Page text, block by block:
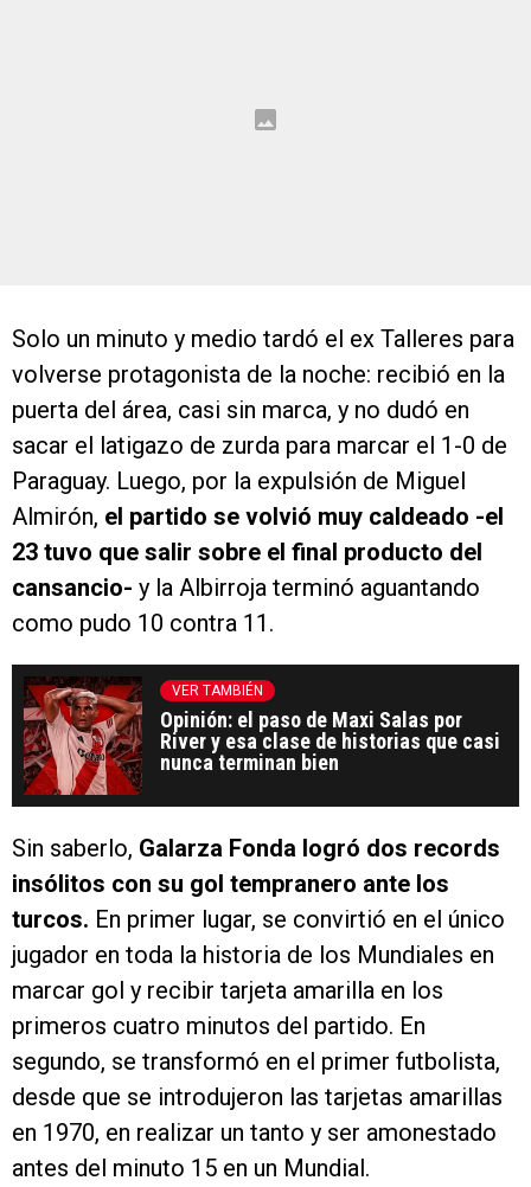
Solo un minuto y medio tardó el ex Talleres para
volverse protagonista de la noche: recibió en la
puerta del área, casi sin marca, y no dudó en
sacar el latigazo de zurda para marcar el 1-0 de
Paraguay. Luego, por la expulsión de Miguel
Almirón, el partido se volvió muy caldeado -el
23 tuvo que salir sobre el final producto del
cansancio- y la Albirroja terminó aguantando
como pudo 10 contra 11.
VER TAMBIÉN
Opinión: el paso de Maxi Salas por
River y esa clase de historias que casi
nunca terminan bien
Sin saberlo, Galarza Fonda logró dos records
insólitos con su gol tempranero ante los
turcos. En primer lugar, se convirtió en el único
jugador en toda la historia de los Mundiales en
marcar gol y recibir tarjeta amarilla en los
primeros cuatro minutos del partido. En
segundo, se transformó en el primer futbolista,
desde que se introdujeron las tarjetas amarillas
en 1970, en realizar un tanto y ser amonestado
antes del minuto 15 en un Mundial.